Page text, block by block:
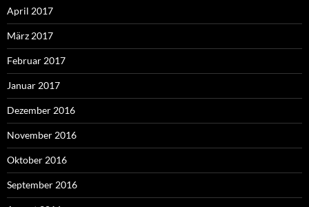
April 2017
März 2017
Februar 2017
Januar 2017
Dezember 2016
November 2016
Oktober 2016
September 2016